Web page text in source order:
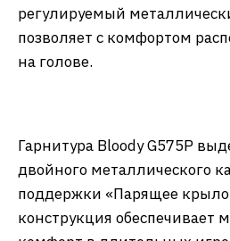
регулируемый
позволяет с комфортом
на голове.
Гарнитура Bloody G575P
двойного металлического
поддержки «Парящее
конструкция обеспечивает